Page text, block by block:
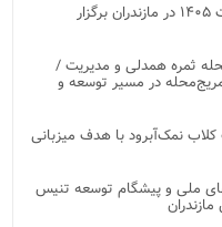
رویدادهای شاخص هنری در نیمه نخست ۱۴۰۵ در مازندران برگزار
ثمره همدلی و مدیریت /
در مسیر توسعه و
نمک‌آبرود با هدف میزبانی
ملی و پیشگام توسعه تنیس